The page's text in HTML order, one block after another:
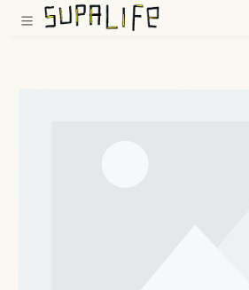
Zum Hauptinhalt springen